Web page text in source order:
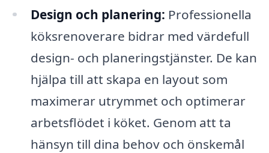
Design och planering: Professionella
köksrenoverare bidrar med värdefull
design- och planeringstjänster. De kan
hjälpa till att skapa en layout som
maximerar utrymmet och optimerar
arbetsflödet i köket. Genom att ta
hänsyn till dina behov och önskemål